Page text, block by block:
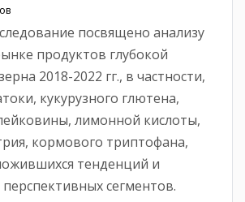
посвящено анализу
продуктов глубокой
2018-2022 гг., в частности,
кукурузного глютена,
лимонной кислоты,
кормового триптофана,
тенденций и
сегментов.